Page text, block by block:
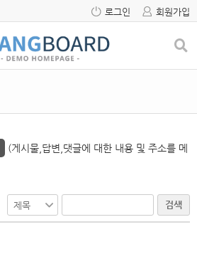
로그인 회원가입
(게시물,답변,댓글에 대한 내용 및 주소를 메
검색